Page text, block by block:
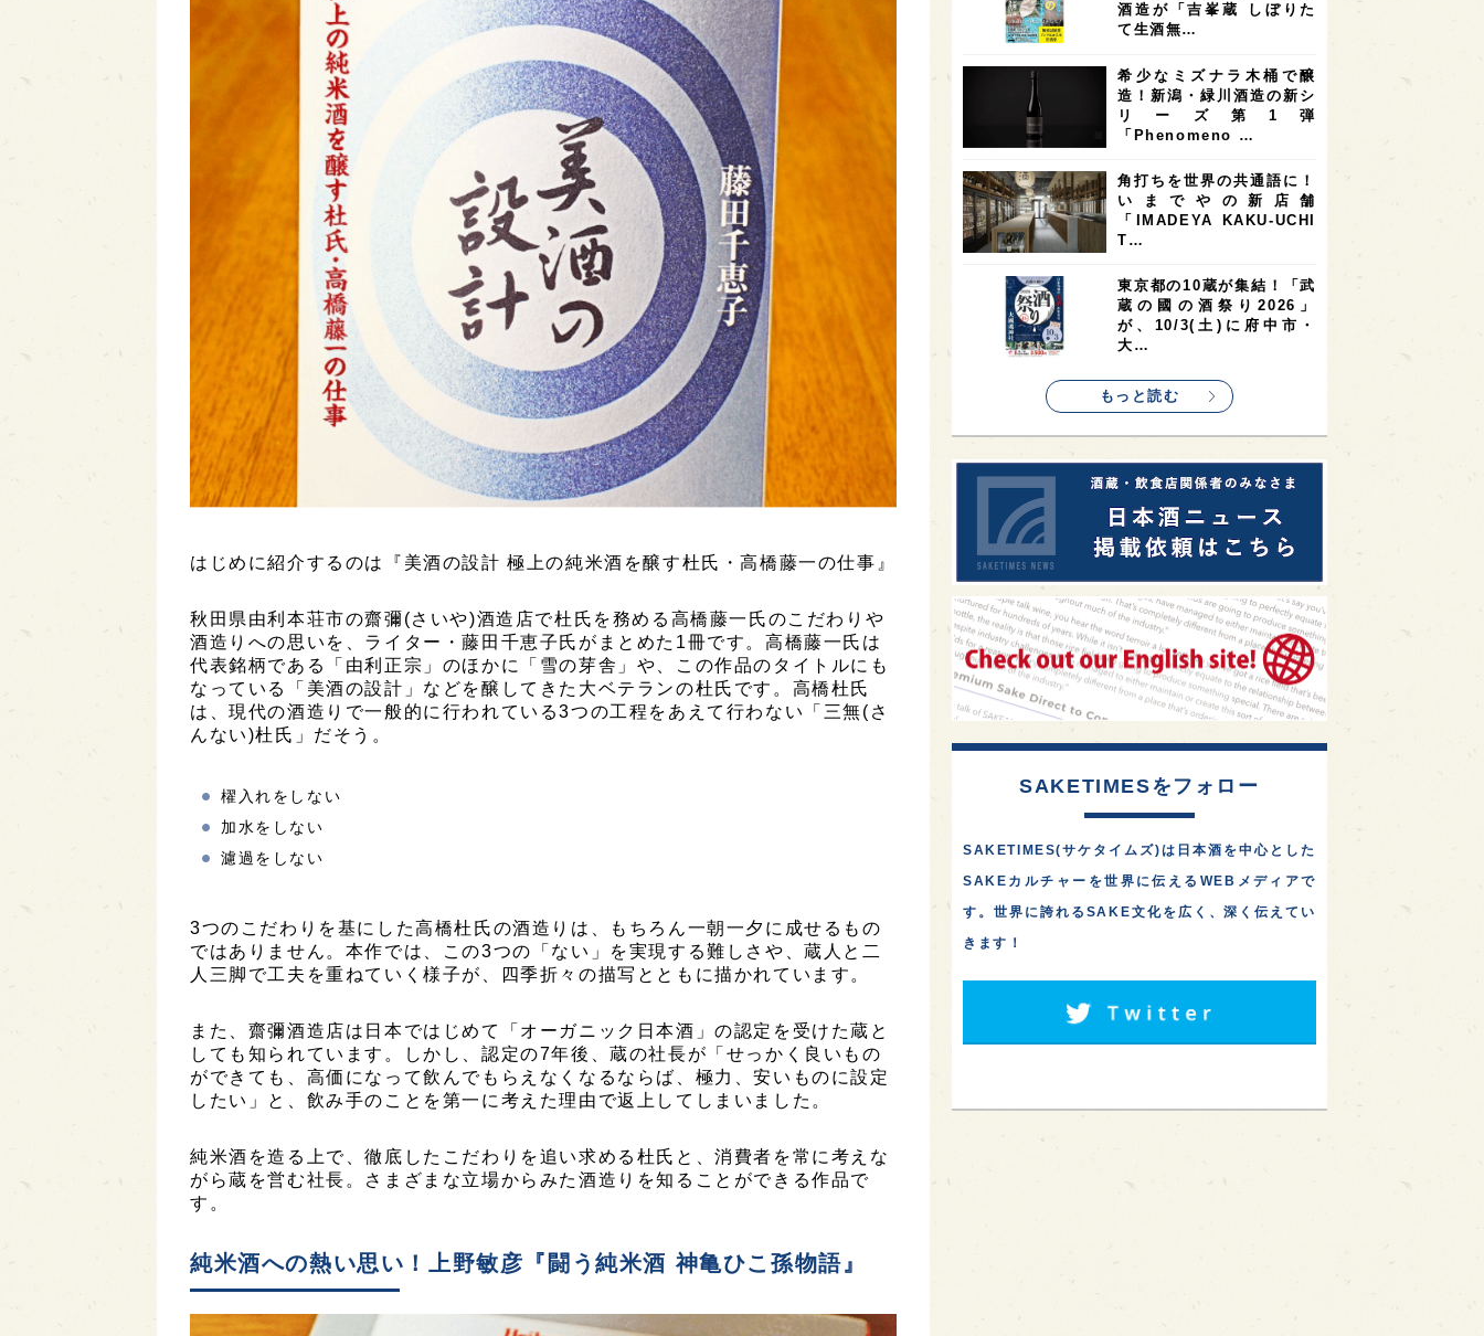
はじめに紹介するのは『美酒の設計 極上の純米酒を醸す杜氏・高橋藤一の仕事』
秋田県由利本荘市の齋彌(さいや)酒造店で杜氏を務める高橋藤一氏のこだわりや
酒造りへの思いを、ライター・藤田千恵子氏がまとめた1冊です。高橋藤一氏は
代表銘柄である「由利正宗」のほかに「雪の芽舎」や、この作品のタイトルにも
なっている「美酒の設計」などを醸してきた大ベテランの杜氏です。高橋杜氏
は、現代の酒造りで一般的に行われている3つの工程をあえて行わない「三無(さ
んない)杜氏」だそう。
櫂入れをしない
加水をしない
濾過をしない
3つのこだわりを基にした高橋杜氏の酒造りは、もちろん一朝一夕に成せるもの
ではありません。本作では、この3つの「ない」を実現する難しさや、蔵人と二
人三脚で工夫を重ねていく様子が、四季折々の描写とともに描かれています。
また、齋彌酒造店は日本ではじめて「オーガニック日本酒」の認定を受けた蔵と
しても知られています。しかし、認定の7年後、蔵の社長が「せっかく良いもの
ができても、高価になって飲んでもらえなくなるならば、極力、安いものに設定
したい」と、飲み手のことを第一に考えた理由で返上してしまいました。
純米酒を造る上で、徹底したこだわりを追い求める杜氏と、消費者を常に考えな
がら蔵を営む社長。さまざまな立場からみた酒造りを知ることができる作品で
す。
純米酒への熱い思い！上野敏彦『闘う純米酒 神亀ひこ孫物語』
4 三重県 大阪府 3
オーストラリア 台湾 2 アジア 2
SAKEの時代を生きる 静岡県 1 長崎県
全蔵めぐり 1 シンガポール 1 カナダ 1
群馬県 1 熊本県 徳島県
イギリス 1 ノルウェー 1 新宿区 1
歌舞伎町 1 1 鳥取県 1
saketimes_image_4
酒造が「吉峯蔵 しぼりた
て生酒無…
希少なミズナラ木桶で醸
造！新潟・緑川酒造の新シ
リーズ第1弾
「Phenomeno …
角打ちを世界の共通語に！
いまでやの新店舗
「IMADEYA KAKU-UCHI
T…
東京都の10蔵が集結！「武
蔵の國の酒祭り2026」
が、10/3(土)に府中市・
大…
もっと読む
SAKETIMESをフォロー
SAKETIMES(サケタイムズ)は日本酒を中心とした
SAKEカルチャーを世界に伝えるWEBメディアで
す。世界に誇れるSAKE文化を広く、深く伝えてい
きます！